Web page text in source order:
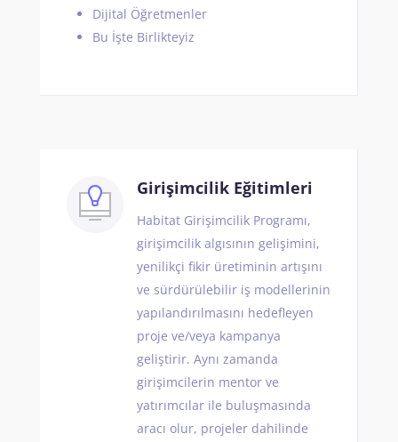
Dijital Öğretmenler
Bu İşte Birlikteyiz
Girişimcilik Eğitimleri
Habitat Girişimcilik Programı,
girişimcilik algısının gelişimini,
yenilikçi fikir üretiminin artışını
ve sürdürülebilir iş modellerinin
yapılandırılmasını hedefleyen
proje ve/veya kampanya
geliştirir. Aynı zamanda
girişimcilerin mentor ve
yatırımcılar ile buluşmasında
aracı olur, projeler dahilinde